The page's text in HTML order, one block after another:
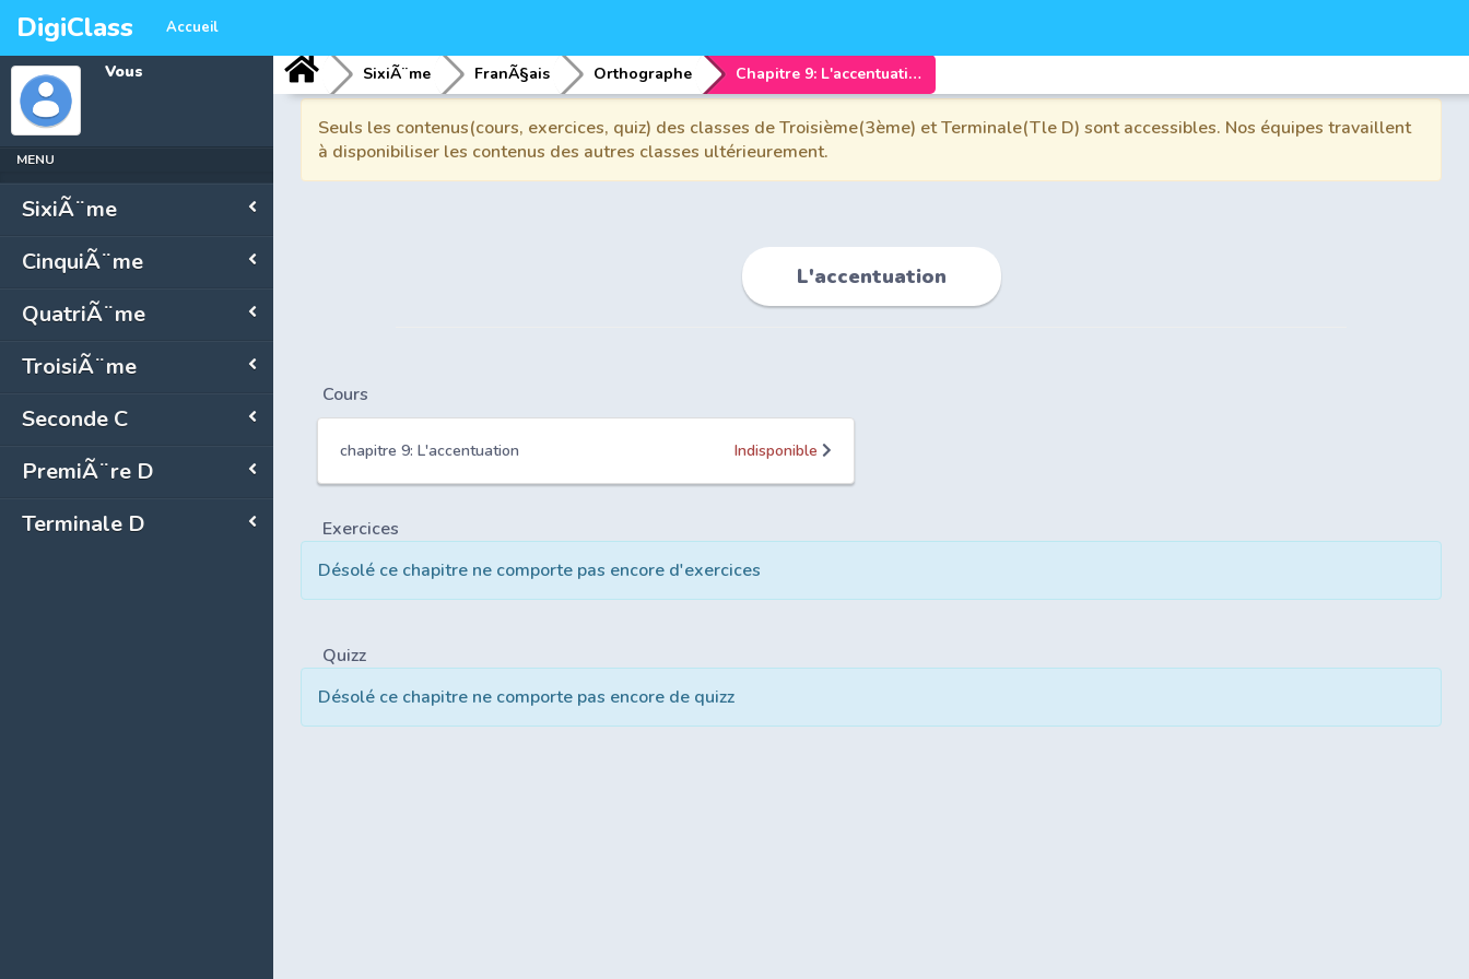
DigiClass Accueil
Vous
MENU
SixiÃ¨me
CinquiÃ¨me
QuatriÃ¨me
TroisiÃ¨me
Seconde C
PremiÃ¨re D
Terminale D
SixiÃ¨me FranÃ§ais Orthographe Chapitre 9: L'accentuation
Seuls les contenus(cours, exercices, quiz) des classes de Troisième(3ème) et Terminale(Tle D) sont accessibles. Nos équipes travaillent
à disponibiliser les contenus des autres classes ultérieurement.
L'accentuation
Cours
chapitre 9: L'accentuation Indisponible
Exercices
Désolé ce chapitre ne comporte pas encore d'exercices
Quizz
Désolé ce chapitre ne comporte pas encore de quizz